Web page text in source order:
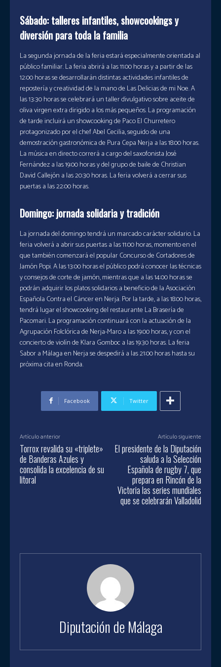
Sábado: talleres infantiles, showcookings y
diversión para toda la familia
La segunda jornada de la feria estará especialmente orientada al
público familiar. La feria abrirá a las 11:00 horas y a partir de las
12:00 horas se desarrollarán distintas actividades infantiles de
repostería y creatividad de la mano de Las Delicias de mi Noe. A
las 13:30 horas se celebrará un taller divulgativo sobre aceite de
oliva virgen extra dirigido a los más pequeños. La programación
de tarde incluirá un showcooking de Paco El Churretero
protagonizado por el chef Abel Cecilia, seguido de una
demostración gastronómica de Pura Cepa Nerja a las 18:00 horas.
La música en directo correrá a cargo del saxofonista José
Fernández a las 19:00 horas y del grupo de baile de Christian
David Callejón a las 20:30 horas. La feria volverá a cerrar sus
puertas a las 22:00 horas.
Domingo: jornada solidaria y tradición
La jornada del domingo tendrá un marcado carácter solidario. La
feria volverá a abrir sus puertas a las 11:00 horas, momento en el
que también comenzará el popular Concurso de Cortadores de
Jamón Popi. A las 13:00 horas el público podrá conocer las técnicas
y consejos de corte de jamón, mientras que a las 14:00 horas se
podrán adquirir los platos solidarios a beneficio de la Asociación
Española Contra el Cáncer en Nerja. Por la tarde, a las 18:00 horas,
tendrá lugar el showcooking del restaurante La Brasería de
Pacomari. La programación continuará con la actuación de la
Agrupación Folclórica de Nerja-Maro a las 19:00 horas, y con el
concierto de violín de Klara Gomboc a las 19:30 horas. La feria
Sabor a Málaga en Nerja se despedirá a las 21:00 horas hasta su
próxima cita en Ronda.
Facebook Twitter
Artículo anterior
Torrox revalida su «triplete»
de Banderas Azules y
consolida la excelencia de su
litoral
Artículo siguiente
El presidente de la Diputación
saluda a la Selección
Española de rugby 7, que
prepara en Rincón de la
Victoria las series mundiales
que se celebrarán Valladolid
Diputación de Málaga